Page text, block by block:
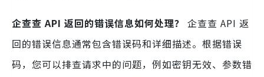
企查查 API 返回的错误信息如何处理？ 企查查 API 返
回的错误信息通常包含错误码和详细描述。根据错误
码，您可以排查请求中的问题，例如密钥无效、参数错